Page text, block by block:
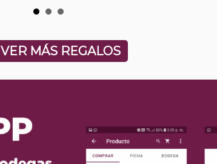
VER MÁS REGALOS